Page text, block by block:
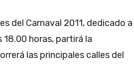
del Carnaval 2011, dedicado a
18.00 horas, partirá la
las principales calles del